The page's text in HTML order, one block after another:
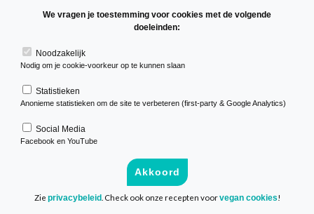
3 zonen
We vragen je toestemming voor cookies met de volgende
doeleinden:
Noodzakelijk
Nodig om je cookie-voorkeur op te kunnen slaan
Statistieken
Anonieme statistieken om de site te verbeteren (first-party & Google Analytics)
Social Media
Facebook en YouTube
Akkoord
Zie privacybeleid. Check ook onze recepten voorvegan cookies!